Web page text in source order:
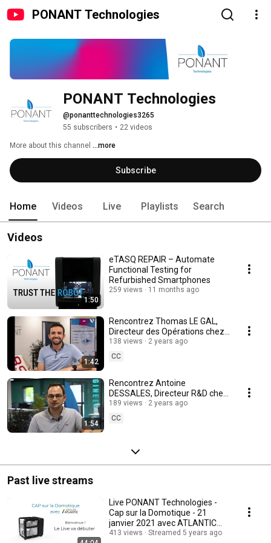
PONANT Technologies
PONANT Technologies
@ponanttechnologies3265
55 subscribers • 22 videos
More about this channel ...more
Subscribe
Home Videos Live Playlists Search
Videos
1:50
eTASQ REPAIR – Automate
Functional Testing for
Refurbished Smartphones
259 views 11 months ago
1:42
Rencontrez Thomas LE GAL,
Directeur des Opérations chez
PONANT Technologies
138 views
2 years ago
CC
1:54
Rencontrez Antoine
DESSALES, Directeur R&D chez
PONANT Technologies
189 views
2 years ago
CC
Past live streams
Live PONANT Technologies -
Cap sur la Domotique - 21
janvier 2021 avec ATLANTIC
GROUPE
413 views Streamed 5 years ago